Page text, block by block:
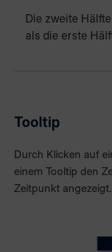
Die zweite
als die erste
Tooltip
Durch Klicken auf
einem Tooltip den
Zeitpunkt angezeigt.